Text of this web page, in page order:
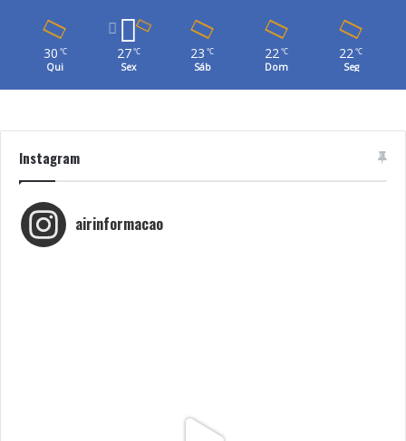
30 ℃
Qui
27 ℃
Sex
23 ℃
Sáb
22℃
Dom
22℃
Seg
Instagram
airinformacao